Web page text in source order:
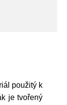
použitý k
je tvořený